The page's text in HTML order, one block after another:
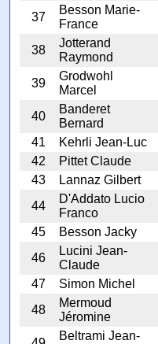
37
Besson Marie-
France
38
Jotterand
Raymond
39
Grodwohl
Marcel
40
Banderet
Bernard
41
Kehrli Jean-Luc
42
Pittet Claude
43
Lannaz Gilbert
44
D'Addato Lucio
Franco
45
Besson Jacky
46
Lucini Jean-
Claude
47
Simon Michel
48
Mermoud
Jéromine
Beltrami Jean-